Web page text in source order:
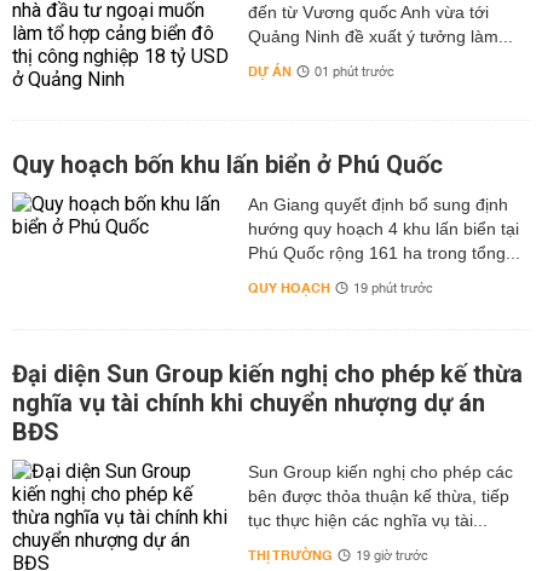
đến từ Vương quốc Anh vừa tới
Quảng Ninh đề xuất ý tưởng làm...
DỰ ÁN 01 phút trước
Quy hoạch bốn khu lấn biển ở Phú Quốc
An Giang quyết định bổ sung định
hướng quy hoạch 4 khu lấn biển tại
Phú Quốc rộng 161 ha trong tổng...
QUY HOẠCH 19 phút trước
Đại diện Sun Group kiến nghị cho phép kế thừa
nghĩa vụ tài chính khi chuyển nhượng dự án
BĐS
Sun Group kiến nghị cho phép các
bên được thỏa thuận kế thừa, tiếp
tục thực hiện các nghĩa vụ tài...
THỊ TRƯỜNG 19 giờ trước